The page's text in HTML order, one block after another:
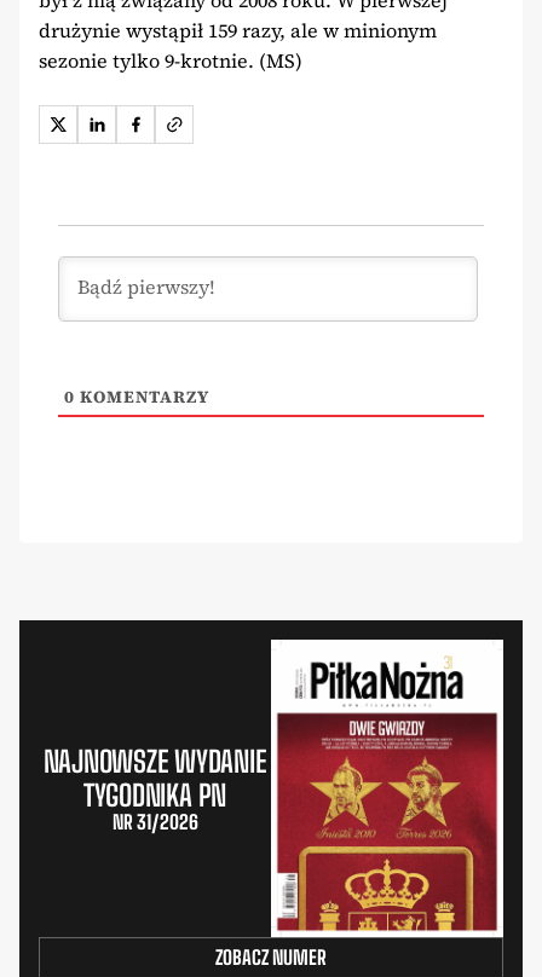
drużynie wystąpił 159 razy, ale w minionym
sezonie tylko 9-krotnie. (MS)
0 KOMENTARZY
NAJNOWSZE WYDANIE
TYGODNIKA PN
NR 31/2026
ZOBACZ NUMER